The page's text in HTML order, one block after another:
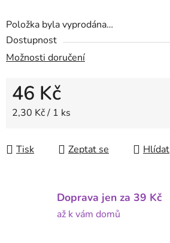
Položka byla vyprodána…
Dostupnost
Možnosti doručení
46 Kč
Měrná cena:
2,30 Kč / 1 ks
Tisk Zeptat se Hlídat
Doprava jen za 39 Kč
až k vám domů